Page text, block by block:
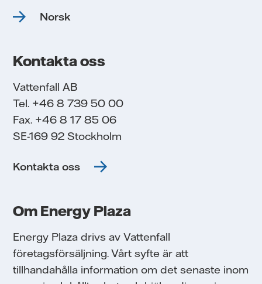
Norsk
Kontakta oss
Vattenfall AB
Tel. +46 8 739 50 00
Fax. +46 8 17 85 06
SE-169 92 Stockholm
Kontakta oss
Om Energy Plaza
Energy Plaza drivs av Vattenfall
företagsförsäljning. Vårt syfte är att
tillhandahålla information om det senaste inom